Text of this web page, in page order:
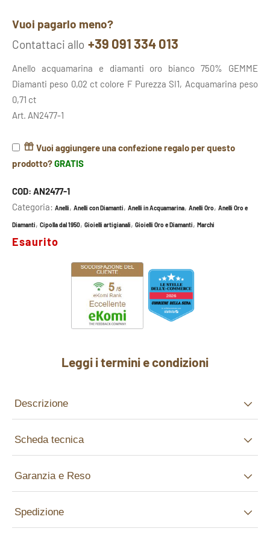
Vuoi pagarlo meno?
Contattaci allo +39 091 334 013
Anello acquamarina e diamanti oro bianco 750% GEMME
Diamanti peso 0,02 ct colore F Purezza SI1, Acquamarina peso
0,71 ct
Art. AN2477-1
Vuoi aggiungere una confezione regalo per questo
prodotto?GRATIS
COD: AN2477-1
Categoria: Anelli, Anelli con Diamanti, Anelli in Acquamarina, Anelli Oro, Anelli Oro e
Diamanti, Cipolla dal 1950, Gioielli artigianali, Gioielli Oro e Diamanti, Marchi
Esaurito
Leggi i termini e condizioni
Descrizione
Scheda tecnica
Garanzia e Reso
Spedizione